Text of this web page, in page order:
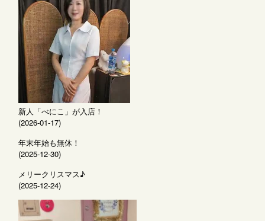
新人「べにこ」が入店！
(2026-01-17)
年末年始も無休！
(2025-12-30)
メリークリスマス♪
(2025-12-24)